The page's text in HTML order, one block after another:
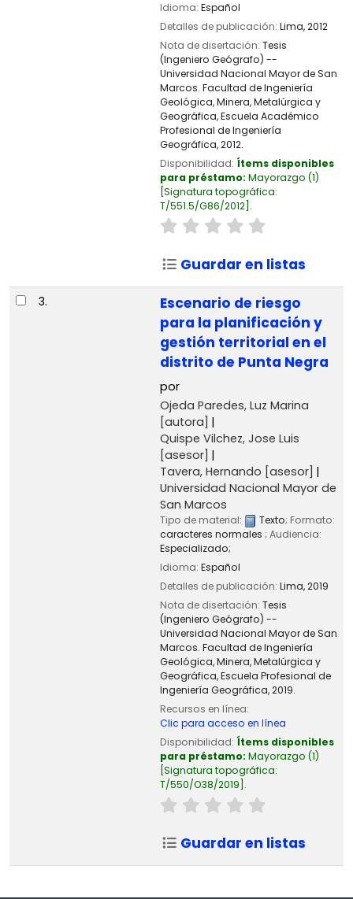
Idioma: Español
Detalles de publicación: Lima,2012
Nota de disertación: Tesis
(Ingeniero Geógrafo) --
Universidad Nacional Mayor de San
Marcos. Facultad de Ingeniería
Geológica, Minera, Metalúrgica y
Geográfica, Escuela Académico
Profesional de Ingeniería
Geográfica, 2012.
Disponibilidad: Ítems disponibles
para préstamo: Mayorazgo (1)
Signatura topográfica:
T/551.5/G86/2012 .
Guardar en listas
3.
Escenario de riesgo
para la planificación y
gestión territorial en el
distrito de Punta Negra
por
Ojeda Paredes, Luz Marina
[autora]
Quispe Vilchez, Jose Luis
[asesor]
Tavera, Hernando [asesor]
Universidad Nacional Mayor de
San Marcos
Tipo de material: Texto; Formato:
caracteres normales ; Audiencia:
Especializado;
Idioma: Español
Detalles de publicación: Lima,2019
Nota de disertación: Tesis
(Ingeniero Geógrafo) --
Universidad Nacional Mayor de San
Marcos. Facultad de Ingeniería
Geológica, Minera, Metalúrgica y
Geográfica, Escuela Profesional de
Ingeniería Geográfica, 2019.
Recursos en línea:
Clic para acceso en línea
Disponibilidad: Ítems disponibles
para préstamo: Mayorazgo (1)
Signatura topográfica:
T/550/O38/2019 .
Guardar en listas